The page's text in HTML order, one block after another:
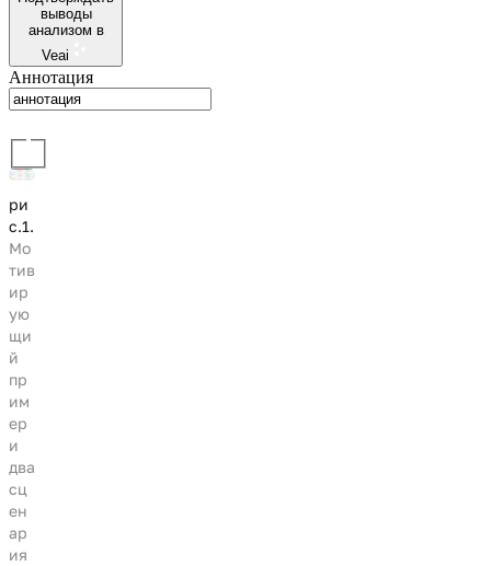
выводы
анализом в
Veai
Аннотация
ри
с.1.
Мо
тив
ир
ую
щи
й
пр
им
ер
и
два
сц
ен
ар
ия